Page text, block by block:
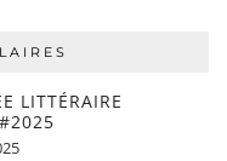
LITTÉRAIRE